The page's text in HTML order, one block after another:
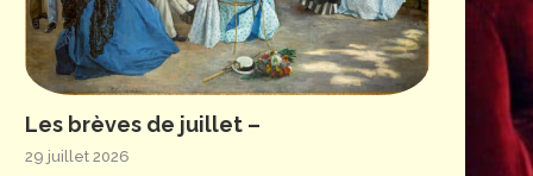
Les brèves de juillet –
29 juillet 2026